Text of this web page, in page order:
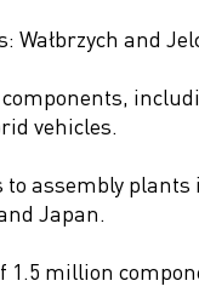
Wałbrzych and
vehicles.
assembly plants
Japan.
1.5 million